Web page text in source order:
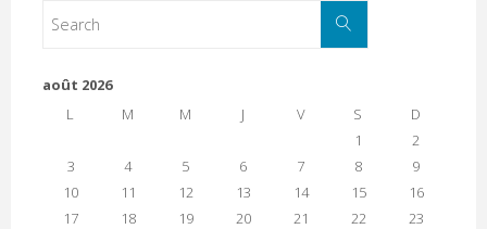
août 2026
L
M M J V S D
1
2
3
4 5 6 7 8
9
10
11 12 13 14 15
16
17
18 19 20 21 22
23